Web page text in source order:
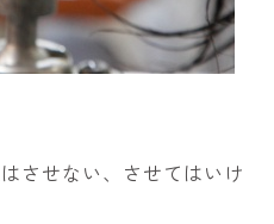
させない、させてはいけ